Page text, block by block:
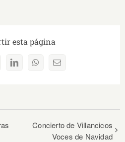
esta página
LinkedInWhatsAppCorreo
Concierto de Villancicos
Voces de Navidad